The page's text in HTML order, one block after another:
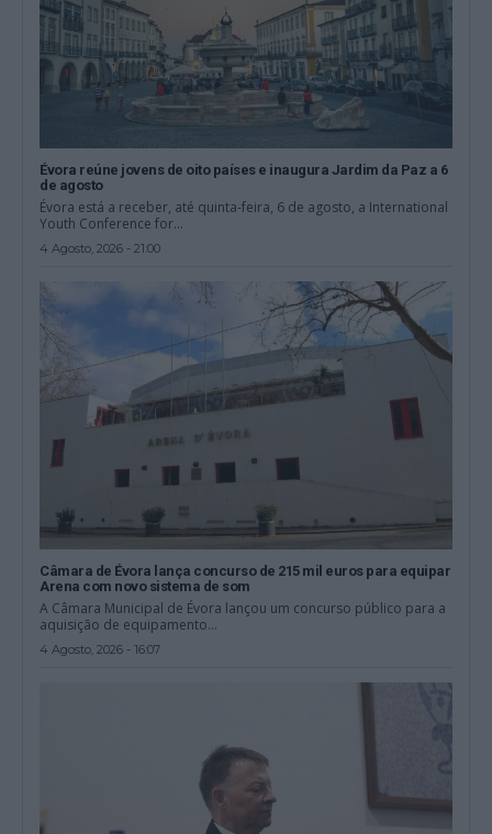
Évora reúne jovens de oito países e inaugura Jardim da Paz a 6
de agosto
Évora está a receber, até quinta-feira, 6 de agosto, a International
Youth Conference for...
4 Agosto, 2026 - 21:00
Câmara de Évora lança concurso de 215 mil euros para equipar
Arena com novo sistema de som
A Câmara Municipal de Évora lançou um concurso público para a
aquisição de equipamento...
4 Agosto, 2026 - 16:07